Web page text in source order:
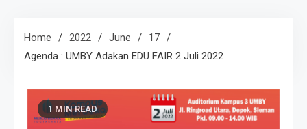
Home 2022 June
17
Agenda : UMBY Adakan EDU FAIR 2 Juli 2022
1 MIN READ